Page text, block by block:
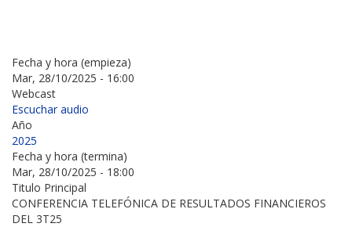
Fecha y hora (empieza)
Mar, 28/10/2025 - 16:00
Webcast
Escuchar audio
Año
2025
Fecha y hora (termina)
Mar, 28/10/2025 - 18:00
Titulo Principal
CONFERENCIA TELEFÓNICA DE RESULTADOS FINANCIEROS
DEL 3T25